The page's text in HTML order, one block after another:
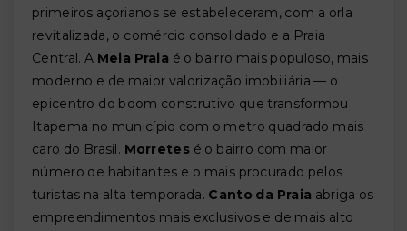
primeiros açorianos se estabeleceram, com a orla
revitalizada, o comércio consolidado e a Praia
Central. A Meia Praia é o bairro mais populoso, mais
moderno e de maior valorização imobiliária — o
epicentro do boom construtivo que transformou
Itapema no município com o metro quadrado mais
caro do Brasil. Morretesé o bairro com maior
número de habitantes e o mais procurado pelos
turistas na alta temporada. Canto da Praia abriga os
empreendimentos mais exclusivos e de mais alto